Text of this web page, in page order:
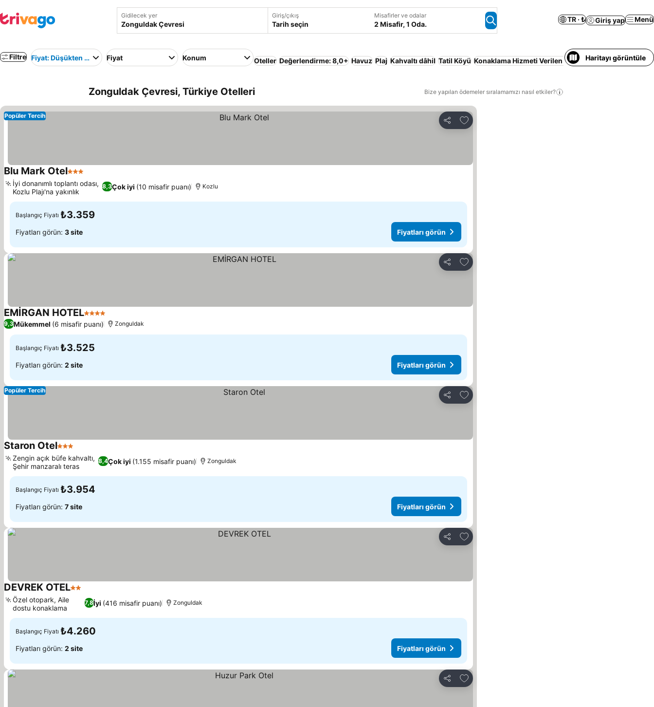
Gidilecek yer Giriş/çıkış
Tarih seçin
Misafirler ve odalar
2 Misafir, 1 Oda.
TR · ₺ Giriş yap Menü
Filtre Fiyat: Düşükten yükseğeFiyat Konum Oteller Değerlendirme: 8,0+ Havuz Plaj Kahvaltı dâhil Tatil Köyü Konaklama Hizmeti Verilen Apart Daire Kablosuz
Haritayı görüntüle
Zonguldak Çevresi, Türkiye Otelleri Bize yapılan ödemeler sıralamamızı nasıl etkiler?
Paylaş
Favorilerime ekle
Popüler Tercih
Blu Mark Otel3 Yıldız
8,3Çok iyi (10 misafir puanı)
İyi donanımlı toplantı odası,
Kozlu Plajı'na yakınlık
Kozlu
Başlangıç Fiyatı ₺3.359
Fiyatları görün: 3 site Fiyatları görün
Paylaş
Favorilerime ekle
EMİRGAN HOTEL4 YıldızFiyatları görün
9,3Mükemmel (6 misafir puanı) Zonguldak
Başlangıç Fiyatı ₺3.525
Fiyatları görün: 2 site Fiyatları görün
Paylaş
Favorilerime ekle
Popüler Tercih
Staron Otel3 Yıldız
8,4Çok iyi (1.155 misafir puanı)
Zengin açık büfe kahvaltı,
Şehir manzaralı teras
Zonguldak
Başlangıç Fiyatı ₺3.954
Fiyatları görün: 7 site Fiyatları görün
Paylaş
Favorilerime ekle
DEVREK OTEL2 Yıldız
7,8İyi (416 misafir puanı)
Özel otopark, Aile
dostu konaklama
Zonguldak
Başlangıç Fiyatı ₺4.260
Fiyatları görün: 2 site Fiyatları görün
Paylaş
Favorilerime ekle